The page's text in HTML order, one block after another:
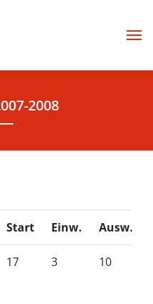
2008
Start Einw. Ausw.
17 3 10